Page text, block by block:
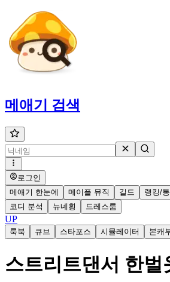
메애기 검색
로그인
메애기 한눈에
메이플 뮤직 길드 랭킹/
코디 분석
뉴녜힁 드레스룸
UP
룩북 큐브 스타포스 시뮬레이터 본캐
스트리트댄서 한벌